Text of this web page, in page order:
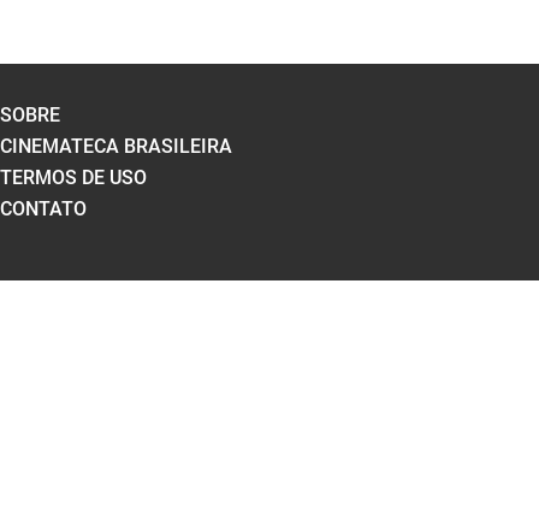
SOBRE
CINEMATECA BRASILEIRA
TERMOS DE USO
CONTATO